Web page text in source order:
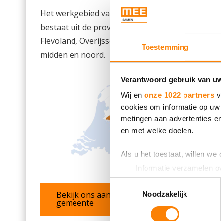
Toestemming
Verantwoord gebruik van
Wij en onze 1022 partners
cookies om informatie op
metingen aan advertenties
en met welke doelen.
Als u het toestaat, willen we
Informatie verzamelen
Uw apparaat
Lees meer over hoe uw
toestemming op elk
Toestemmingsselectie
Noodzakelijk
Het werkgebied van MEE Samen
bestaat uit de provincies Drenthe,
Flevoland, Overijssel en Gelderland
midden en noord.
Bekijk ons aanbod per
gemeente